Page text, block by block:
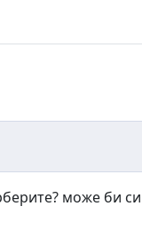
може би